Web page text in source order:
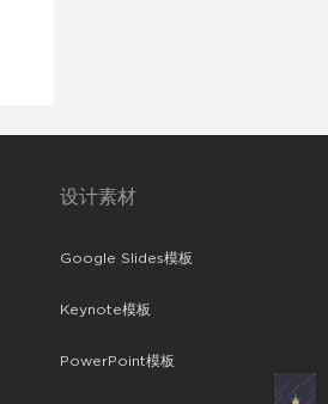
设计素材
Google Slides模板
Keynote模板
PowerPoint模板